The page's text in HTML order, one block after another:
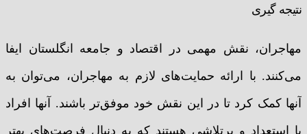
نتیجه گیری
مهاجران، نقش مهمی در اقتصاد و جامعه انگلستان ایفا
می‌کنند. با ارائه حمایت‌های لازم به مهاجران، می‌توان به
آنها کمک کرد تا در این نقش خود موفق‌تر باشند. آنها افراد
با استعداد و پرتلاشی هستند که به دنبال فرصت‌های بهتر